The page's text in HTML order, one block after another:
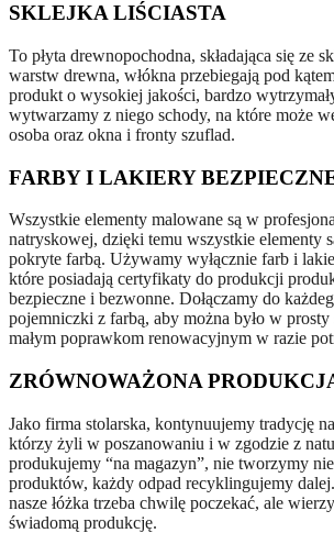
SKLEJKA LIŚCIASTA
To płyta drewnopochodna, składająca się ze
warstw drewna, włókna przebiegają pod
produkt o wysokiej jakości, bardzo
wytwarzamy z niego schody, na które może
osoba oraz okna i fronty szuflad.
FARBY I LAKIERY
Wszystkie elementy malowane są w
natryskowej, dzięki temu wszystkie elementy
pokryte farbą. Używamy wyłącznie farb i
które posiadają certyfikaty do produkcji
bezpieczne i bezwonne. Dołączamy do
pojemniczki z farbą, aby można było w prosty
małym poprawkom renowacyjnym w razie
ZRÓWNOWAŻONA
Jako firma stolarska, kontynuujemy tradycję
którzy żyli w poszanowaniu i w zgodzie z
produkujemy “na magazyn”, nie tworzymy
produktów, każdy odpad recyklingujemy
nasze łóżka trzeba chwilę poczekać, ale
świadomą produkcję.